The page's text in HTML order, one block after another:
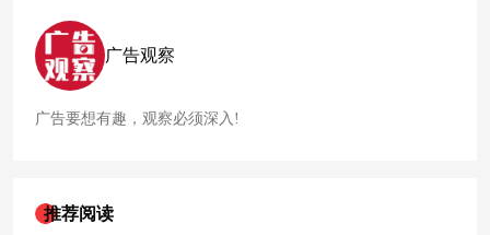
穿了一身黑，疑似被该明星说像“女巫”，认为该明星“耍大
牌”。
广告观察
广告要想有趣，观察必须深入!
推荐阅读